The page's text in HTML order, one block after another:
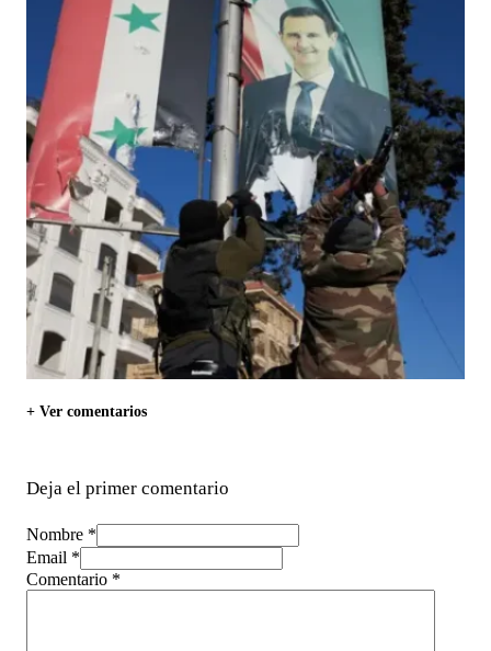
+ Ver comentarios
Deja el primer comentario
Nombre *
Email *
Comentario *